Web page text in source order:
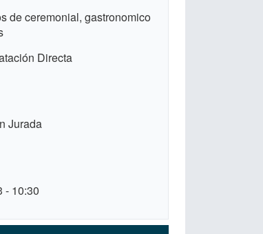
de ceremonial, gastronomico
Directa
Jurada
- 10:30